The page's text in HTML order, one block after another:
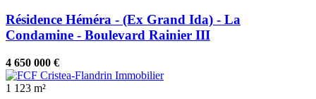
Résidence Héméra - (Ex Grand Ida) - La
Condamine - Boulevard Rainier III
4 650 000 €
1 123 m²